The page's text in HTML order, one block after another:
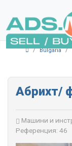
Bulgaria
Абрихт/
Машини и
Референция: 46